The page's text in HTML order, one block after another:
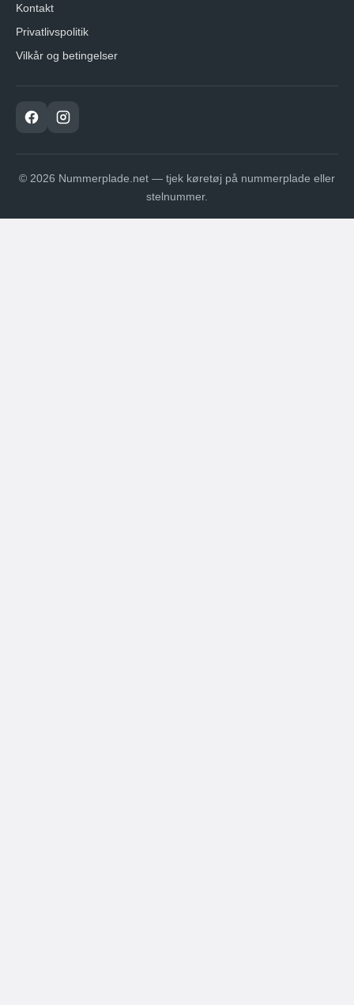
Kontakt
Privatlivspolitik
Vilkår og betingelser
© 2026 Nummerplade.net — tjek køretøj på nummerplade eller
stelnummer.